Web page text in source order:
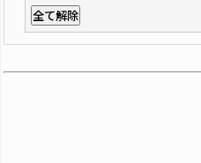
全て解除